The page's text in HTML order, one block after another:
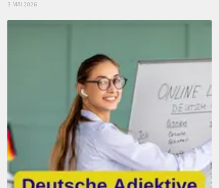
3 MAI 2026